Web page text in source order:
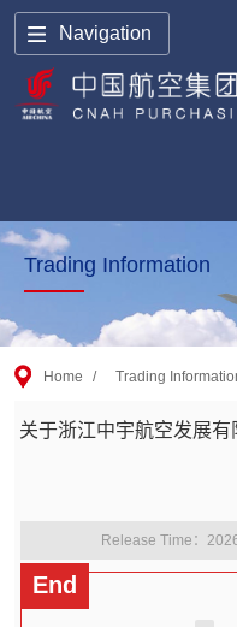
Navigation
Trading Information
Home / Trading
关于浙江中宇航空发展
Release Time：
End